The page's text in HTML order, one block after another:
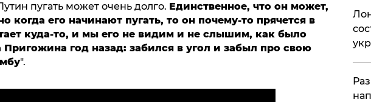
пугать может очень долго. Единственное, что он может,
когда его начинают пугать, то он почему-то прячется в
куда-то, и мы его не видим и не слышим, как было
Пригожина год назад: забился в угол и забыл про свою
".